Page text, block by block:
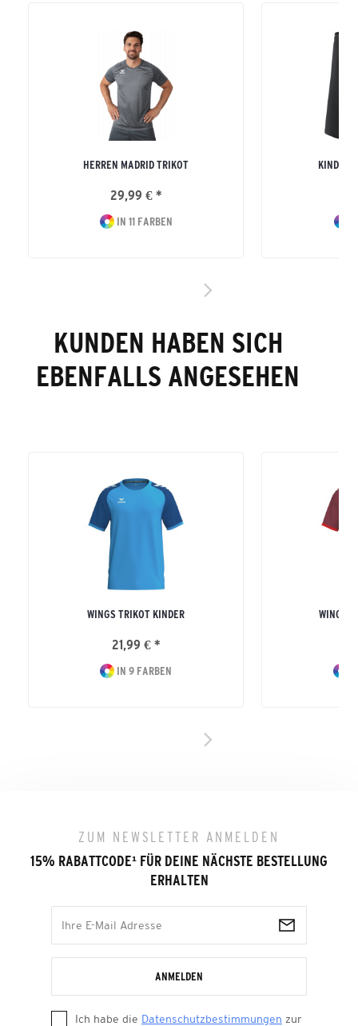
HERREN MADRID TRIKOT
29,99 € *
IN 11 FARBEN
KINDER
KUNDEN HABEN SICH
EBENFALLS ANGESEHEN
WINGS TRIKOT KINDER
21,99 € *
IN 9 FARBEN
WINGS
ZUM NEWSLETTER ANMELDEN
15% RABATTCODE¹ FÜR DEINE NÄCHSTE BESTELLUNG
ERHALTEN
ANMELDEN
Ich habe die Datenschutzbestimmungen zur